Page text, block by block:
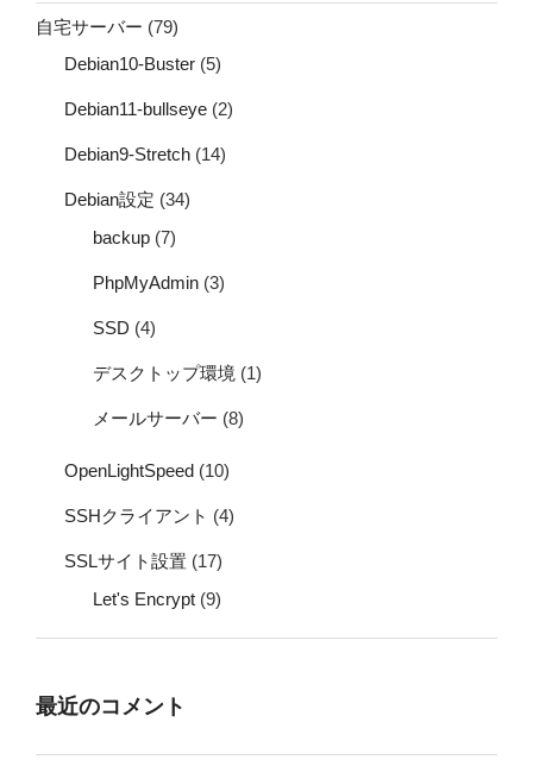
自宅サーバー (79)
Debian10-Buster (5)
Debian11-bullseye (2)
Debian9-Stretch (14)
Debian設定 (34)
backup (7)
PhpMyAdmin (3)
SSD (4)
デスクトップ環境 (1)
メールサーバー (8)
OpenLightSpeed (10)
SSHクライアント (4)
SSLサイト設置 (17)
Let's Encrypt (9)
最近のコメント